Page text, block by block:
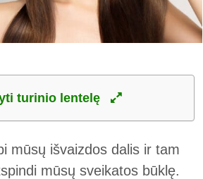
turinio lentelę
mūsų išvaizdos dalis ir tam
mūsų sveikatos būklę.